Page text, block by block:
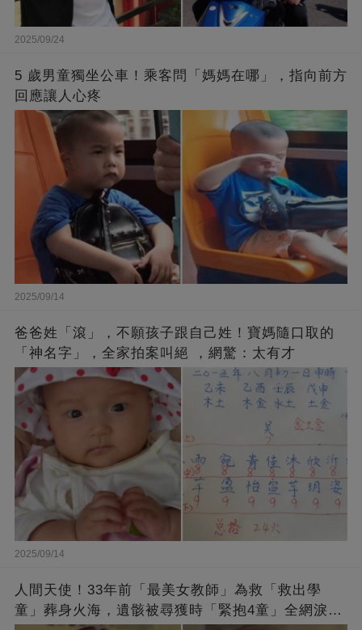
2025/09/24
5 歲男童獨坐公車！乘客問「媽媽在哪」，指向前方
回應讓人心疼
2025/09/14
爸爸姓「滾」，不願孩子跟自己姓！寶媽隨口取的
「神名字」，全家拍案叫絕 ，網驚：太有才
2025/09/14
人間天使！33年前「最美女教師」為救「救出學
童」葬身火海，遺骸被尋獲時「緊抱4童」全網淚